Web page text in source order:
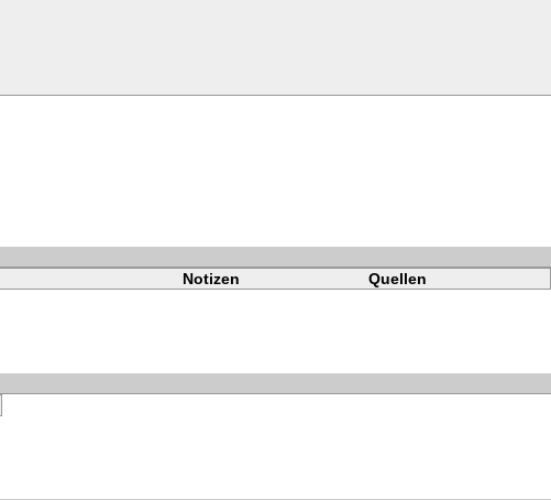
Notizen
Quellen